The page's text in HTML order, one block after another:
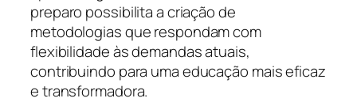
preparo possibilita a criação de
metodologias que respondam com
flexibilidade às demandas atuais,
contribuindo para uma educação mais eficaz
e transformadora.